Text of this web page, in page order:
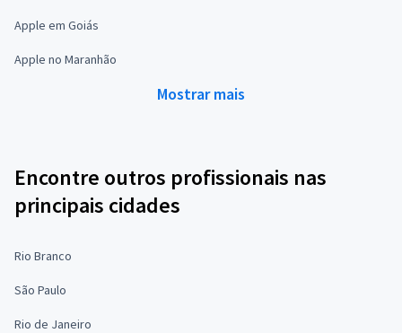
Apple em Goiás
Apple no Maranhão
Mostrar mais
Encontre outros profissionais nas
principais cidades
Rio Branco
São Paulo
Rio de Janeiro